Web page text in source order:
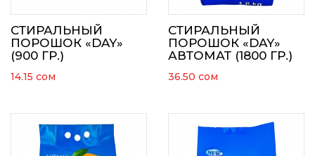
СТИРАЛЬНЫЙ
ПОРОШОК «DAY»
(900 ГР.)
14.15 сом
СТИРАЛЬНЫЙ
ПОРОШОК «DAY»
АВТОМАТ (1800 ГР.)
36.50 сом